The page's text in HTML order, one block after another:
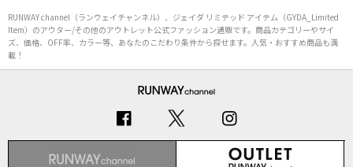
RUNWAY channel（ランウェイチャンネル）、ジェイダ リミテッド アイテム（GYDA_Limited
Item）のアウター/その他のアウトレット公式ファッション通販です。商品カテゴリーやサイ
ズ、価格、OFF率、カラー等、あなたのこだわり条件から探せます。人気・おすすめ商品も満
載！